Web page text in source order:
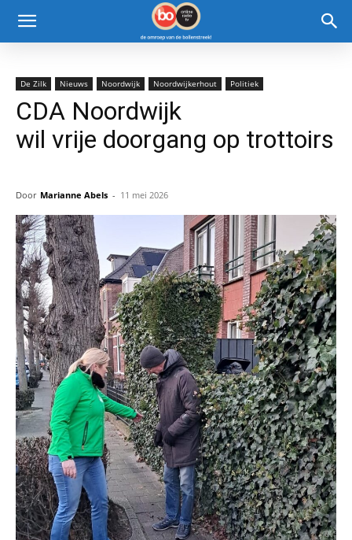
De Zilk Nieuws Noordwijk Noordwijkerhout Politiek
CDA Noordwijk
wil vrije doorgang op trottoirs
Door Marianne Abels - 11 mei 2026